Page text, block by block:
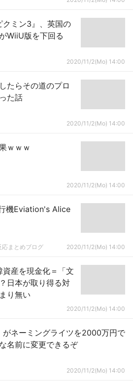
クミン3』、英国の
WiiU版を下回る
2020/11/2(Mo) 14:00
たらその道のプロ
た話
2020/11/2(Mo) 14:00
ｗｗｗ
2020/11/2(Mo) 14:00
機Eviation's Alice
まとめブログ 2020/11/2(Mo) 14:00
資産を現金化＝「文
日本が取り得る対
り無い
2020/11/2(Mo) 14:00
がネーミングライツを2000万円で
名前に変更できるぞ
2020/11/2(Mo) 14:00